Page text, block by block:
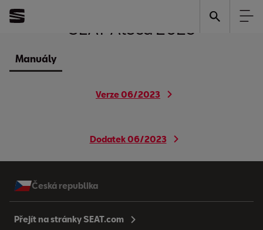
SEAT Ateca 2023
Manuály
Verze 06/2023
Dodatek 06/2023
Česká republika
Přejít na stránky SEAT.com